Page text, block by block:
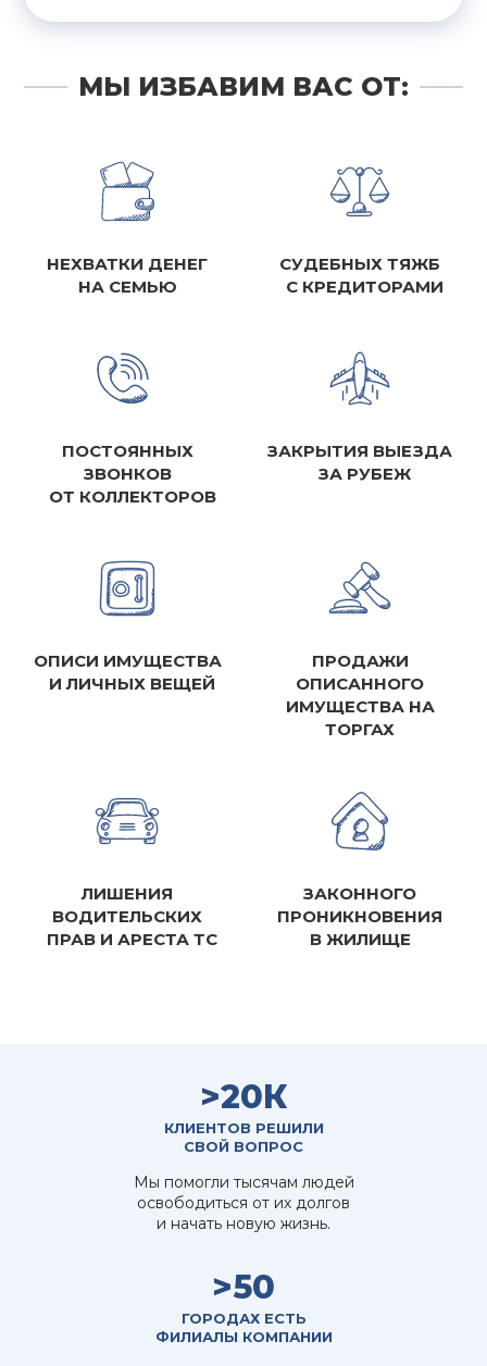
МЫ ИЗБАВИМ ВАС ОТ:
НЕХВАТКИ ДЕНЕГ
НА СЕМЬЮ
СУДЕБНЫХ ТЯЖБ
С КРЕДИТОРАМИ
ПОСТОЯННЫХ
ЗВОНКОВ
ОТ КОЛЛЕКТОРОВ
ЗАКРЫТИЯ ВЫЕЗДА
ЗА РУБЕЖ
ОПИСИ ИМУЩЕСТВА
И ЛИЧНЫХ ВЕЩЕЙ
ПРОДАЖИ
ОПИСАННОГО
ИМУЩЕСТВА НА
ТОРГАХ
ЛИШЕНИЯ
ВОДИТЕЛЬСКИХ
ПРАВ И АРЕСТА ТС
ЗАКОННОГО
ПРОНИКНОВЕНИЯ
В ЖИЛИЩЕ
>20К
КЛИЕНТОВ РЕШИЛИ
СВОЙ ВОПРОС
Мы помогли тысячам людей
освободиться от их долгов
и начать новую жизнь.
>50
ГОРОДАХ ЕСТЬ
ФИЛИАЛЫ КОМПАНИИ